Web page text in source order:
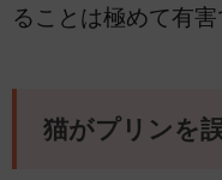
ることは極めて有害
猫がプリンを